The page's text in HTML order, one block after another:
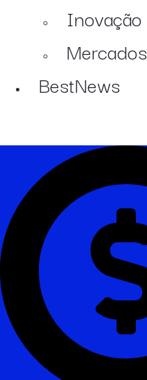
Inovação
Mercados
BestNews